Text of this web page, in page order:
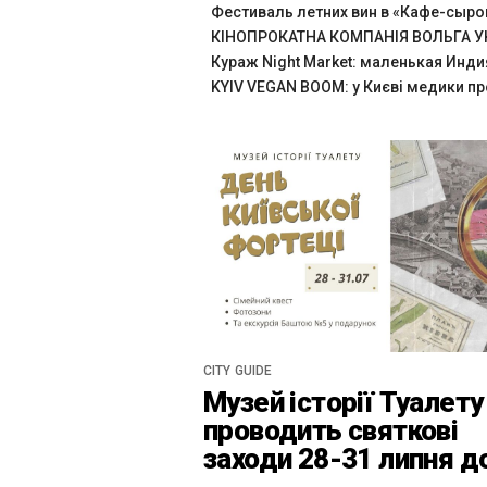
Фестиваль летних вин в «Кафе-
КІНОПРОКАТНА КОМПАНІЯ ВОЛЬГА
Кураж Night Market: маленькая
KYIV VEGAN BOOM: у Києві медики
CITY GUIDE
Музей історії Туалету
проводить святкові
заходи 28-31 липня